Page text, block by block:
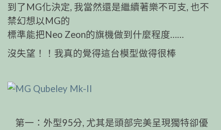
到了MG化決定, 我當然還是繼續著樂不可支, 也不
禁幻想以MG的
標準能把Neo Zeon的旗機做到什麼程度……
沒失望！！我真的覺得這台模型做得很棒
第一：外型95分, 尤其是頭部完美呈現獨特卻優